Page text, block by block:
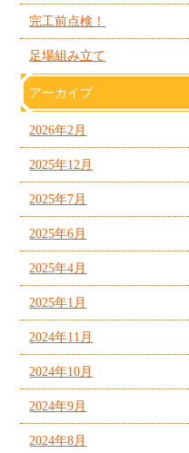
完工前点検！
足場組み立て
アーカイブ
2026年2月
2025年12月
2025年7月
2025年6月
2025年4月
2025年1月
2024年11月
2024年10月
2024年9月
2024年8月